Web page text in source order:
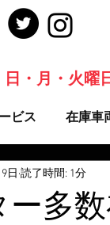
ビス 在庫車
・月・火曜
ー多
日 読了時間: 1分